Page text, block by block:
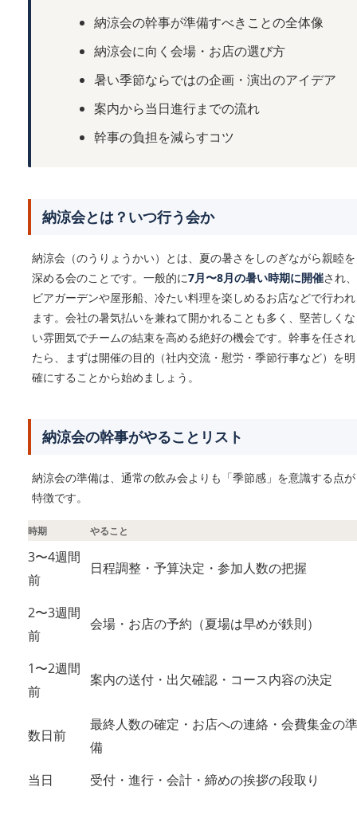
納涼会の幹事が準備すべきことの全体像
納涼会に向く会場・お店の選び方
暑い季節ならではの企画・演出のアイデア
案内から当日進行までの流れ
幹事の負担を減らすコツ
納涼会とは？いつ行う会か
納涼会（のうりょうかい）とは、夏の暑さをしのぎながら親睦を
深める会のことです。一般的に7月〜8月の暑い時期に開催され、
ビアガーデンや屋形船、冷たい料理を楽しめるお店などで行われ
ます。会社の暑気払いを兼ねて開かれることも多く、堅苦しくな
い雰囲気でチームの結束を高める絶好の機会です。幹事を任され
たら、まずは開催の目的（社内交流・慰労・季節行事など）を明
確にすることから始めましょう。
納涼会の幹事がやることリスト
納涼会の準備は、通常の飲み会よりも「季節感」を意識する点が
特徴です。
時期 やること
3〜4週間
前
日程調整・予算決定・参加人数の把握
2〜3週間
前
会場・お店の予約（夏場は早めが鉄則）
1〜2週間
前
案内の送付・出欠確認・コース内容の決定
数日前
最終人数の確定・お店への連絡・会費集金の準
備
当日
受付・進行・会計・締めの挨拶の段取り